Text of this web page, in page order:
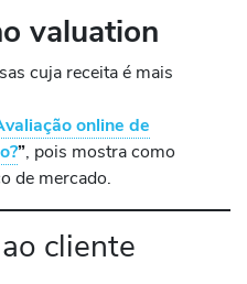
valuation
cuja receita é mais
online de
”, pois mostra como
de mercado.
cliente